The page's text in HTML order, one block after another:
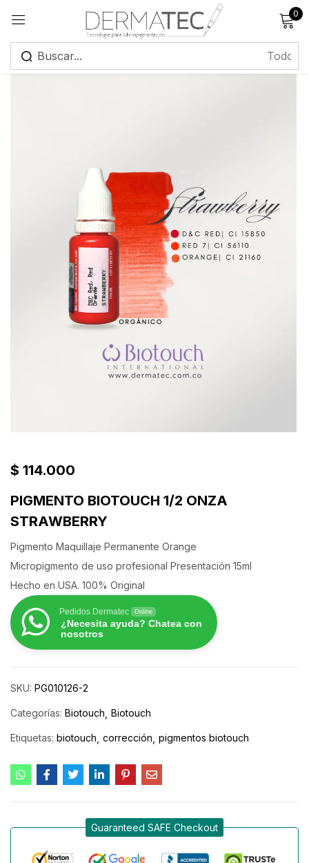
0
$ 114.000
PIGMENTO BIOTOUCH 1/2 ONZA
STRAWBERRY
Pigmento Maquillaje Permanente Orange
Micropigmento de uso profesional Presentación 15ml
Hecho en USA. 100% Original
Pedidos Dermatec Online
¿Necesita ayuda? Chatea con
nosotros
SKU: PG010126-2
Categorías: Biotouch Biotouch
Etiquetas: biotouch corrección pigmentos biotouch
Guaranteed SAFE Checkout
Registrarse
¿Has olvidado tu contraseña?
Iniciar sesión
Crear una cuenta